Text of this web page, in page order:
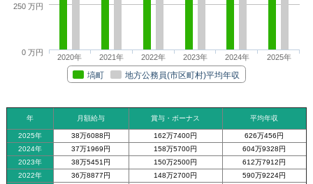
塙町 地方公務員(市区町村)平均年収
2020年 2021年 2022年 2023年 2024年 2025年
0 万円
250 万円
年 月額給与 賞与・ボーナス 平均年収
2025年 38万6088円 162万7400円
626万456円
2024年
37万1969円 158万5700円
604万9328円
2023年
38万5451円 150万2500円
612万7912円
2022年
36万8877円 148万2700円
590万9224円